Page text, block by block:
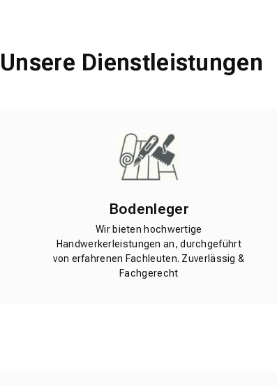
Unsere Dienstleistungen
Bodenleger
Wir bieten hochwertige
Handwerkerleistungen an, durchgeführt
von erfahrenen Fachleuten. Zuverlässig &
Fachgerecht